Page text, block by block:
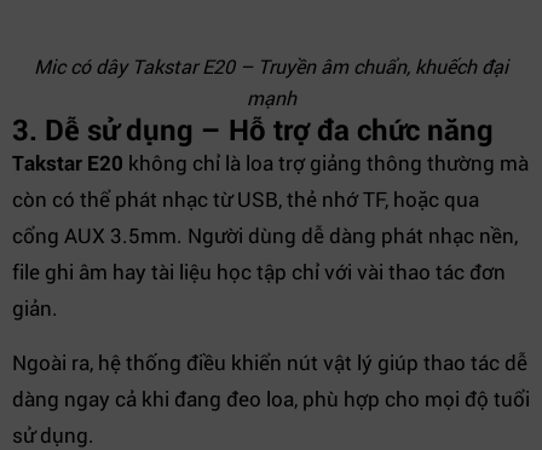
Mic có dây Takstar E20 – Truyền âm chuẩn, khuếch đại
mạnh
3. Dễ sử dụng – Hỗ trợ đa chức năng
Takstar E20 không chỉ là loa trợ giảng thông thường mà
còn có thể phát nhạc từ USB, thẻ nhớ TF, hoặc qua
cổng AUX 3.5mm. Người dùng dễ dàng phát nhạc nền,
file ghi âm hay tài liệu học tập chỉ với vài thao tác đơn
giản.
Ngoài ra, hệ thống điều khiển nút vật lý giúp thao tác dễ
dàng ngay cả khi đang đeo loa, phù hợp cho mọi độ tuổi
sử dụng.